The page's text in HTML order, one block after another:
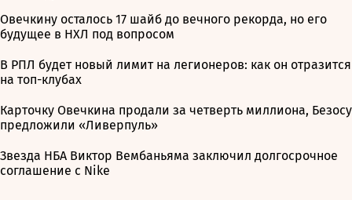
Овечкину осталось 17 шайб до вечного рекорда, но его
будущее в НХЛ под вопросом
В РПЛ будет новый лимит на легионеров: как он отразится
на топ-клубах
Карточку Овечкина продали за четверть миллиона, Безосу
предложили «Ливерпуль»
Звезда НБА Виктор Вембаньяма заключил долгосрочное
соглашение с Nike